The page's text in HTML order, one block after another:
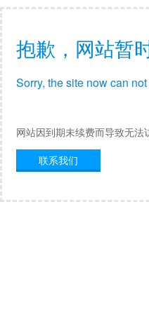
抱歉，网站暂
Sorry, the site now can
网站因到期未续费而导致无法
联系我们